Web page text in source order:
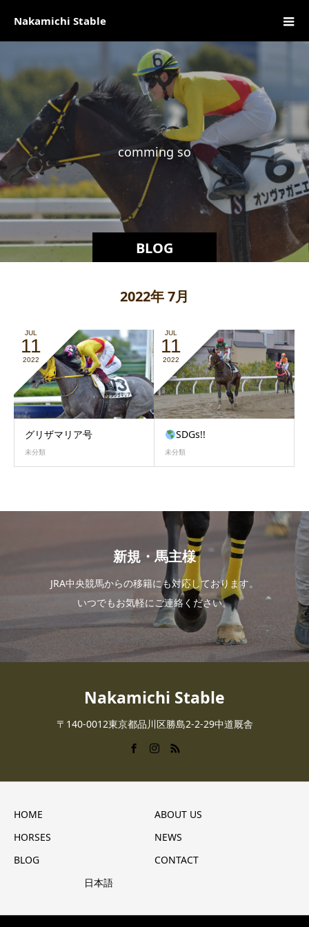
Nakamichi Stable
BLOG
omming s oon
2022年 7月
JUL
11
2022
グリザマリア号
未分類
JUL
11
2022
SDGs!!
未分類
新規・馬主様
JRA中央競馬からの移籍にも対応しております。
いつでもお気軽にご連絡ください。
Nakamichi Stable
〒140-0012東京都品川区勝島2-2-29中道厩舎
HOME
ABOUT US
HORSES
NEWS
BLOG
CONTACT
日本語